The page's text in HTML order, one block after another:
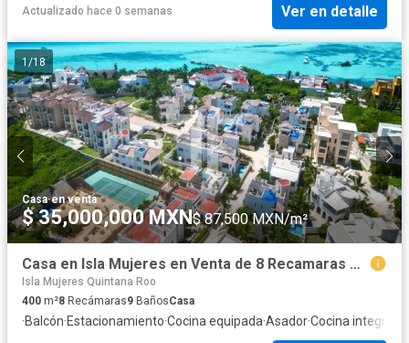
Actualizado hace 0 semanas Ver en detalle
1/18
Casa·en venta
$ 35,000,000 MXN$ 87,500 MXN/m²
Casa en Isla Mujeres en Venta de 8 Recamaras Amueblada de Lujo para Renta Vacacional
Isla Mujeres Quintana Roo
400 m²8 Recámaras9 BañosCasa
·Balcón·Estacionamiento·Cocina equipada·Asador·Cocina integral